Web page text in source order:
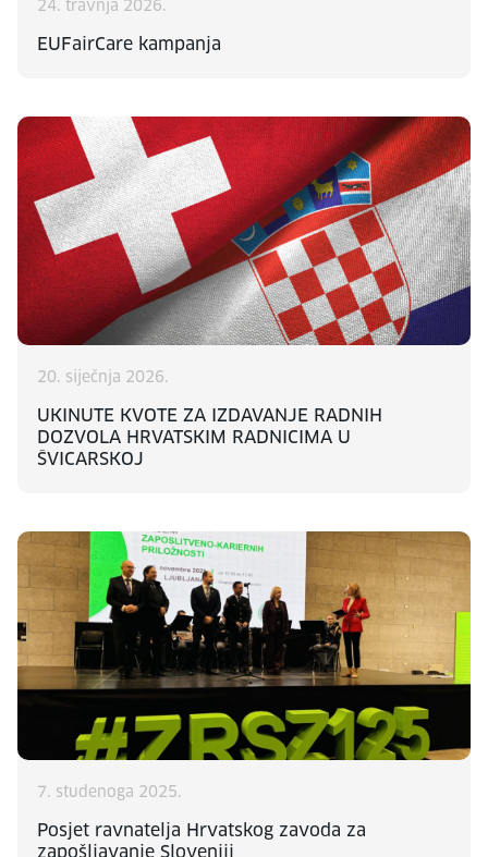
24. travnja 2026.
EUFairCare kampanja
20. siječnja 2026.
UKINUTE KVOTE ZA IZDAVANJE RADNIH
DOZVOLA HRVATSKIM RADNICIMA U
ŠVICARSKOJ
7. studenoga 2025.
Posjet ravnatelja Hrvatskog zavoda za
zapošljavanje Sloveniji